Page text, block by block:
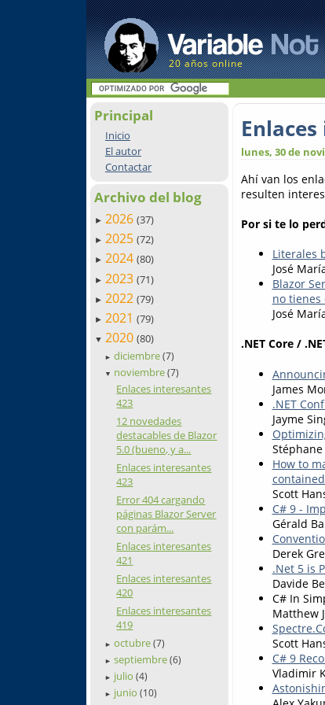
20 años online
Principal
Inicio
El autor
Contactar
Archivo del blog
► 2026 (37)
► 2025 (72)
► 2024 (80)
► 2023 (71)
► 2022 (79)
► 2021 (79)
▼ 2020 (80)
► diciembre(7)
▼ noviembre(7)
Enlaces interesantes
423
12 novedades
destacables de Blazor
5.0 (bueno, y a...
Enlaces interesantes
423
Error 404 cargando
páginas Blazor Server
con parám...
Enlaces interesantes
421
Enlaces interesantes
420
Enlaces interesantes
419
► octubre(7)
► septiembre(6)
► julio(4)
► junio(10)
lunes, 30 de
Ahí van los
resulten
Por si te lo
Literales
José
Blazor
no tienes
José
.NET Core /
James
.NET
Jayme
Stéphane
How to
Scott
C# 9 -
Gérald
Derek
.Net 5 is
Davide
C# In
Matthew
Scott
C# 9
Vladimir